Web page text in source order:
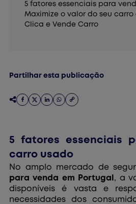
5 fatores essenciais para
Maximize o valor do seu
Clica e Vende Carro
Partilhar esta publicação
5 fatores essenciais
carro usado
No amplo mercado de
para venda em Portugal , a
disponíveis é vasta e
necessidades dos